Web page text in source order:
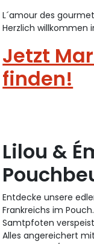
L´amour des
Herzlich willkommen
Jetzt
finden!
Lilou &
Entdecke unsere
Frankreichs im
Samtpfoten
Alles angereichert